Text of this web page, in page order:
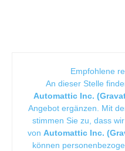
Empfohlene
An dieser Stelle
Automattic Inc.
Angebot ergänzen. Mit
stimmen Sie zu, dass
von Automattic Inc.
können